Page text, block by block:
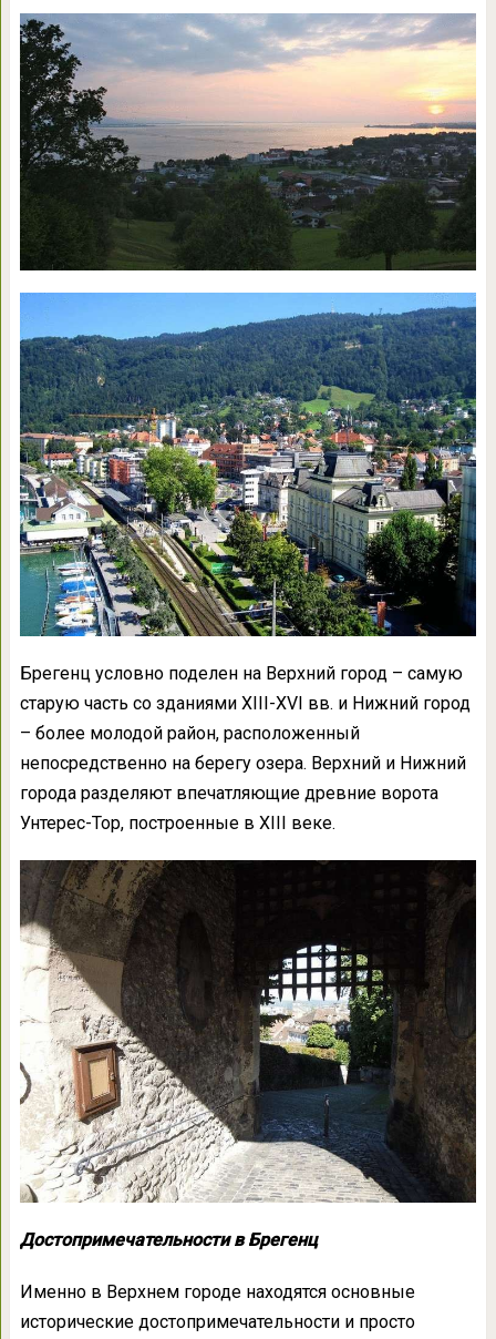
Брегенц условно поделен на Верхний город – самую
старую часть со зданиями XIII-XVI вв. и Нижний город
– более молодой район, расположенный
непосредственно на берегу озера. Верхний и Нижний
города разделяют впечатляющие древние ворота
Унтерес-Тор, построенные в XIII веке.
Достопримечательности в Брегенц
Именно в Верхнем городе находятся основные
исторические достопримечательности и просто